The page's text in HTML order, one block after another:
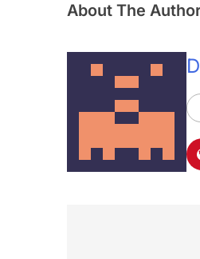
About The